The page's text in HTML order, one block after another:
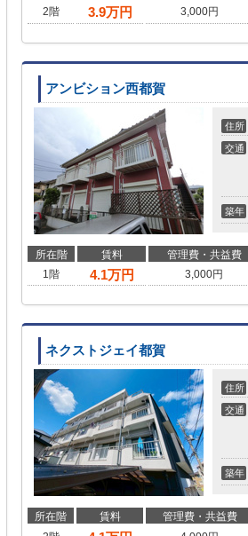
2階
3.9万円 3,000円
アンビション西都賀
住所
交通
築年
所在階 賃料 管理費・共益費
1階
4.1万円 3,000円
ネクストジェイ都賀
住所
交通
築年
所在階 賃料 管理費・共益費